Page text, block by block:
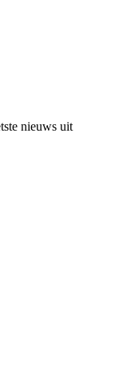
nieuws uit